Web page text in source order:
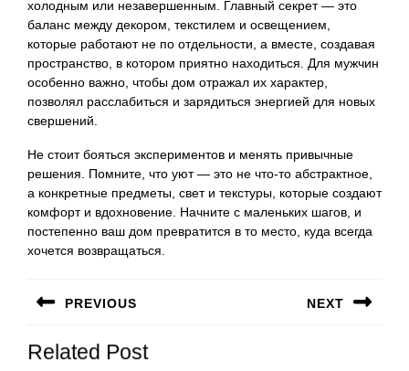
холодным или незавершенным. Главный секрет — это
баланс между декором, текстилем и освещением,
которые работают не по отдельности, а вместе, создавая
пространство, в котором приятно находиться. Для мужчин
особенно важно, чтобы дом отражал их характер,
позволял расслабиться и зарядиться энергией для новых
свершений.
Не стоит бояться экспериментов и менять привычные
решения. Помните, что уют — это не что-то абстрактное,
а конкретные предметы, свет и текстуры, которые создают
комфорт и вдохновение. Начните с маленьких шагов, и
постепенно ваш дом превратится в то место, куда всегда
хочется возвращаться.
по
записям
PREVIOUS
запись:
NEXT
Related Post